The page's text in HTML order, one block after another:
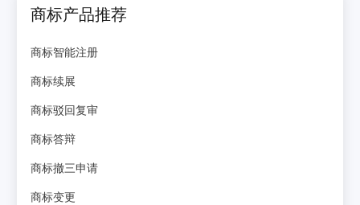
商标产品推荐
商标智能注册
商标续展
商标驳回复审
商标答辩
商标撤三申请
商标变更